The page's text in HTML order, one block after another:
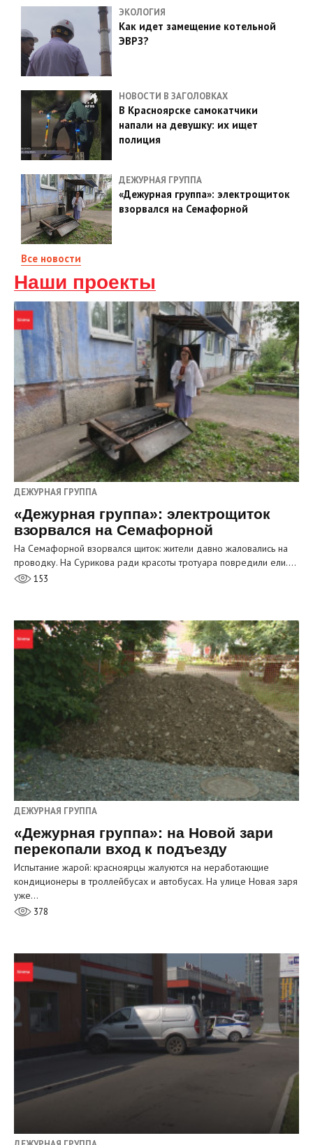
ЭКОЛОГИЯ
Как идет замещение котельной
ЭВРЗ?
НОВОСТИ В ЗАГОЛОВКАХ
В Красноярске самокатчики
напали на девушку: их ищет
полиция
ДЕЖУРНАЯ ГРУППА
«Дежурная группа»: электрощиток
взорвался на Семафорной
Все новости
Наши проекты
ДЕЖУРНАЯ ГРУППА
«Дежурная группа»: электрощиток
взорвался на Семафорной
На Семафорной взорвался щиток: жители давно жаловались на
проводку. На Сурикова ради красоты тротуара повредили ели.…
153
ДЕЖУРНАЯ ГРУППА
«Дежурная группа»: на Новой зари
перекопали вход к подъезду
Испытание жарой: красноярцы жалуются на неработающие
кондиционеры в троллейбусах и автобусах. На улице Новая заря
уже…
378